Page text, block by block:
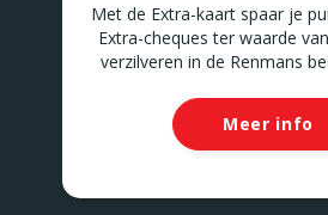
Met de Extra-kaart spaar je
Extra-cheques ter waarde
verzilveren in de Renmans
Meer info